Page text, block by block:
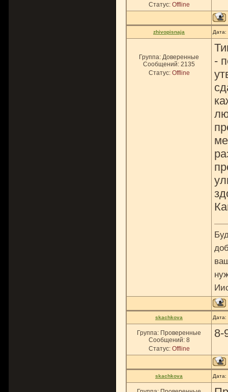
Статус: Offline
zhivopisnaja Дата:
Группа: Доверенные
Сообщений: 2135
Статус: Offline
-
skachkova Дата:
Группа: Проверенные
Сообщений: 8
Статус: Offline
8-
skachkova Дата: